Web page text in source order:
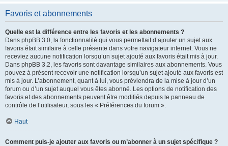
Favoris et abonnements
Quelle est la différence entre les favoris et les abonnements ?
Dans phpBB 3.0, la fonctionnalité qui vous permettait d’ajouter un sujet aux
favoris était similaire à celle présente dans votre navigateur internet. Vous ne
receviez aucune notification lorsqu’un sujet ajouté aux favoris était mis à jour.
Dans phpBB 3.2, les favoris sont davantage similaires aux abonnements. Vous
pouvez à présent recevoir une notification lorsqu’un sujet ajouté aux favoris est
mis à jour. L’abonnement, quant à lui, vous préviendra de la mise à jour d’un
forum ou d’un sujet auquel vous êtes abonné. Les options de notification des
favoris et des abonnements peuvent être modifiés depuis le panneau de
contrôle de l’utilisateur, sous les « Préférences du forum ».
Haut
Comment puis-je ajouter aux favoris ou m’abonner à un sujet spécifique ?